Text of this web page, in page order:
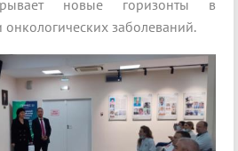
новые горизонты в
заболеваний.